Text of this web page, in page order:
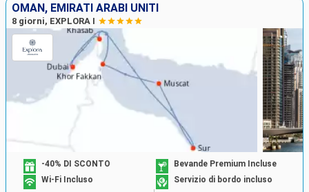
OMAN, EMIRATI ARABI UNITI
8 giorni, EXPLORA I
-40% DI SCONTO
Bevande Premium Incluse
Wi-Fi Incluso
Servizio di bordo incluso